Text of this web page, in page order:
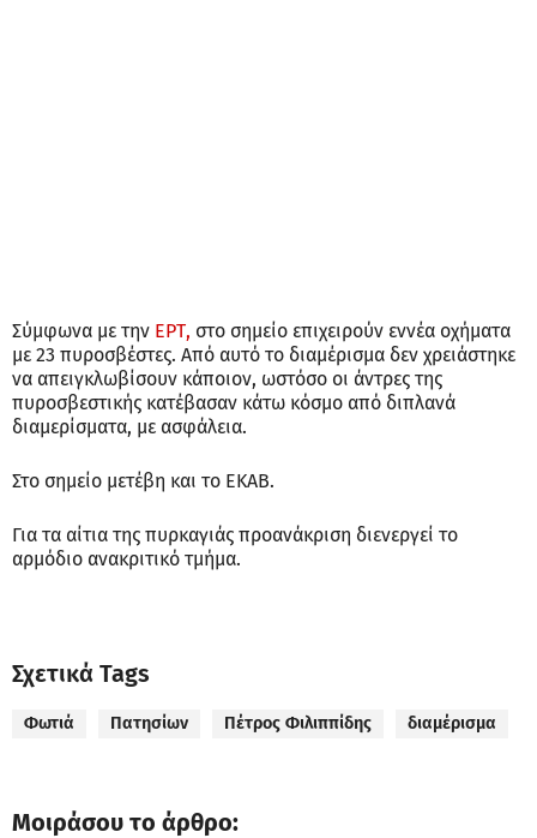
Σύμφωνα με την ΕΡΤ, στο σημείο επιχειρούν εννέα οχήματα
με 23 πυροσβέστες. Από αυτό το διαμέρισμα δεν χρειάστηκε
να απειγκλωβίσουν κάποιον, ωστόσο οι άντρες της
πυροσβεστικής κατέβασαν κάτω κόσμο από διπλανά
διαμερίσματα, με ασφάλεια.
Στο σημείο μετέβη και το ΕΚΑΒ.
Για τα αίτια της πυρκαγιάς προανάκριση διενεργεί το
αρμόδιο ανακριτικό τμήμα.
Σχετικά Tags
Φωτιά Πατησίων Πέτρος Φιλιππίδης διαμέρισμα
Μοιράσου το άρθρο: